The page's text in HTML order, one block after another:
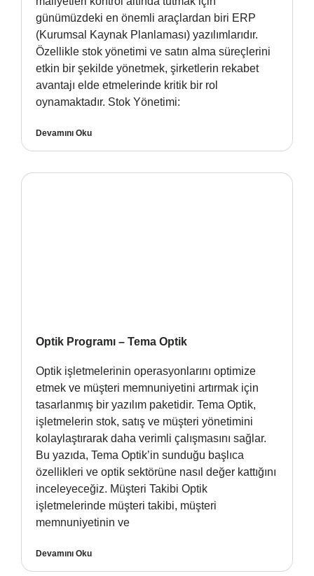
günümüzdeki en önemli araçlardan biri ERP
(Kurumsal Kaynak Planlaması) yazılımlarıdır.
Özellikle stok yönetimi ve satın alma süreçlerini
etkin bir şekilde yönetmek, şirketlerin rekabet
avantajı elde etmelerinde kritik bir rol
oynamaktadır. Stok Yönetimi:
Devamını Oku
Optik Programı – Tema Optik
Optik işletmelerinin operasyonlarını optimize
etmek ve müşteri memnuniyetini artırmak için
tasarlanmış bir yazılım paketidir. Tema Optik,
işletmelerin stok, satış ve müşteri yönetimini
kolaylaştırarak daha verimli çalışmasını sağlar.
Bu yazıda, Tema Optik’in sunduğu başlıca
özellikleri ve optik sektörüne nasıl değer kattığını
inceleyeceğiz. Müşteri Takibi Optik
işletmelerinde müşteri takibi, müşteri
memnuniyetinin ve
Devamını Oku